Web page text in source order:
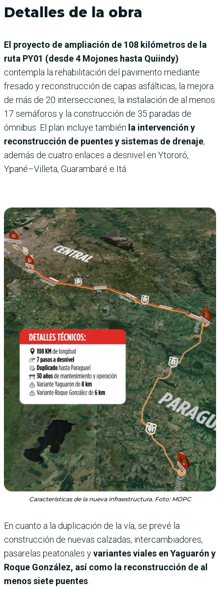
Detalles de la obra
El proyecto de ampliación de 108 kilómetros de la
ruta PY01 (desde 4 Mojones hasta Quiindy)
contempla la rehabilitación del pavimento mediante
fresado y reconstrucción de capas asfálticas, la mejora
de más de 20 intersecciones, la instalación de al menos
17 semáforos y la construcción de 35 paradas de
ómnibus. El plan incluye también la intervención y
reconstrucción de puentes y sistemas de drenaje,
además de cuatro enlaces a desnivel en Ytororó,
Ypané–Villeta, Guarambaré e Itá.
Características de la nueva infraestructura. Foto: MOPC
En cuanto a la duplicación de la vía, se prevé la
construcción de nuevas calzadas, intercambiadores,
pasarelas peatonales yvariantes viales en Yaguarón y
Roque González, así como la reconstrucción de al
menos siete puentes